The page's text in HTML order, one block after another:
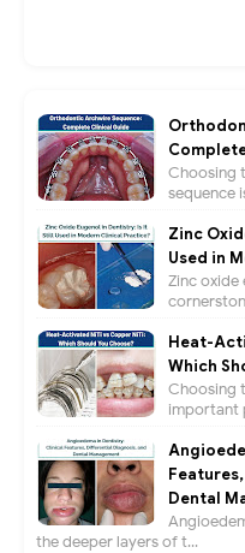
Choosing
sequence
Zinc
Used in
Zinc oxide
Heat-
Which
Choosing
important
Dental
the deeper layers of t...